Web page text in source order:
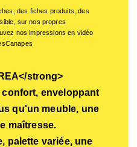
des fiches produits, des
sur nos propres
nos impressions en vidéo
strong>
enveloppant
qu'un meuble, une
maîtresse.
palette variée, une